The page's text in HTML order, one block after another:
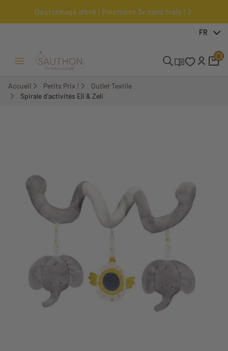
Destockage d'été ! Paiement 3x sans frais !
FR
Ouvrir/Fermer menu
0
Accueil Petits Prix !
Outlet Textile
Spirale d'activités Eli & Zeli
-52,83%